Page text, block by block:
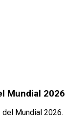
Mundial 2026
Mundial 2026.